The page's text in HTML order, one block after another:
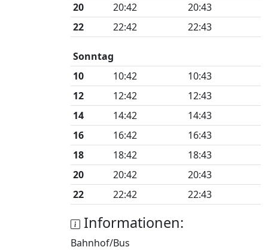
20
20:42
20:43
22
22:42 22:43
Sonntag
10
10:42
10:43
12
12:42
12:43
14
14:42
14:43
16
16:42
16:43
18
18:42
18:43
20
20:42
20:43
22
22:42 22:43
Informationen:
Bahnhof/Bus